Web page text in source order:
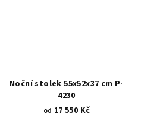
Noční stolek 55x52x37 cm P-
4230
od 17 550 Kč